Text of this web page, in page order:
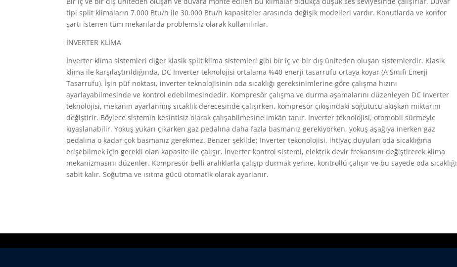
tipi split klimaların 7.000 Btu/h ile 30.000 Btu/h kapasiteler arasında değişik modelleri vardır. Konutlarda ve konfor
şartı istenen tüm mekanlarda problemsiz olarak kullanılırlar.
İNVERTER KLİMA
İnverter klima sistemleri diğer klasik split klima sistemleri gibi bir iç ve bir dış üniteden oluşan sistemlerdir. Klasik
klima ile karşılaştırıldığında, DC Inverter teknolojisi ortalama %40 enerji tasarrufu ortaya koyar (A Sınıfı Enerji
Tasarrufu). İşin püf noktası, inverter teknolojisinin oda sıcaklığı gereksinimlerine göre çalışma hızını
ayarlayabilmesinde ve kontrol edebilmesindedir. Kompresör çalışma ve durma aşamalarını düzenleyen DC Inverter
teknolojisi, mekanın ayarlanmış sıcaklık derecesinde çalışırken, kompresör çıkışındaki soğutucu akışkan miktarını
değiştirir. Böylece sistemin kesintisiz olarak çalışabilmesine imkân tanır. Inverter teknolojisi, otomobil sürmeyle
kıyaslanabilir. Yokuş yukarı çıkarken gaz pedalına daha fazla basmanız gerekiyorken, yokuş aşağıya inerken gaz
pedalına o kadar çok basmanız gerekmez. Benzer şekilde; Inverter tekonolojisi, ihtiyaç duyulan oda sıcaklığına
erişebilmek için gerekli olan kapasite ile çalışır. İnverter kontrol sistemi, elektrik devir frekansını değiştirerek klima
mekanizmasını düzenler. Kompresör belli aralıklarla çalışıp durmak yerine, kontrollü çalışır ve bu sayede oda sıcaklığı
sabit kalır. Soğutma ve ısıtma gücü otomatik olarak ayarlanır.